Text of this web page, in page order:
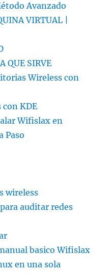
Avanzado
VIRTUAL |
QUE SIRVE
Wireless con
con KDE
Wifislax en
Paso
wireless
auditar redes
basico Wifislax
en una sola